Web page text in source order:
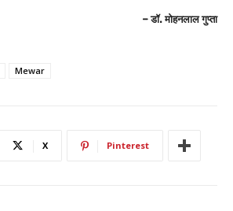
– डॉ. मोहनलाल गुप्ता
Mewar
X Pinterest